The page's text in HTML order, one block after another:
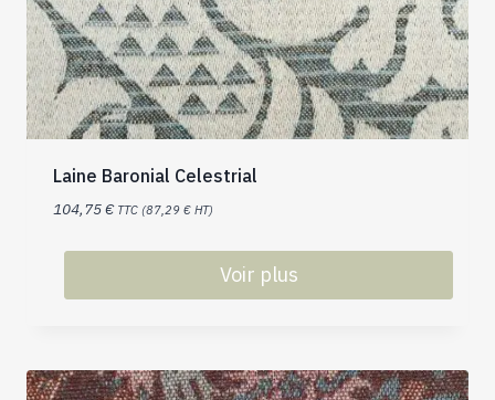
Laine Baronial Celestrial
104,75€ TTC (87,29 € HT)
Voir plus